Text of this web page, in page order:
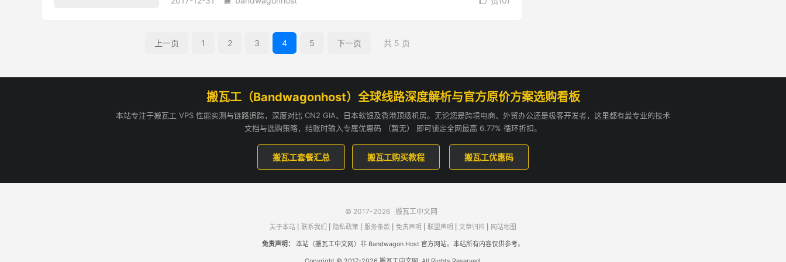
上一页 1 2 3 4 5 下一页 共 5 页
搬瓦工（Bandwagonhost）全球线路深度解析与官方原价方案选购看板
本站专注于搬瓦工 VPS 性能实测与链路追踪，深度对比 CN2 GIA、日本软银及香港顶级机房。无论您是跨境电商、外贸办公还是极客开发者，这里都有最专业的技术
文档与选购策略，结账时输入专属优惠码 （暂无） 即可锁定全网最高 6.77% 循环折扣。
搬瓦工套餐汇总 搬瓦工购买教程 搬瓦工优惠码
© 2017-2026 搬瓦工中文网
关于本站 联系我们 隐私政策 服务条款 免责声明 联盟声明 文章归档 网站地图
免责声明： 本站（搬瓦工中文网）非 Bandwagon Host 官方网站。本站所有内容仅供参考。